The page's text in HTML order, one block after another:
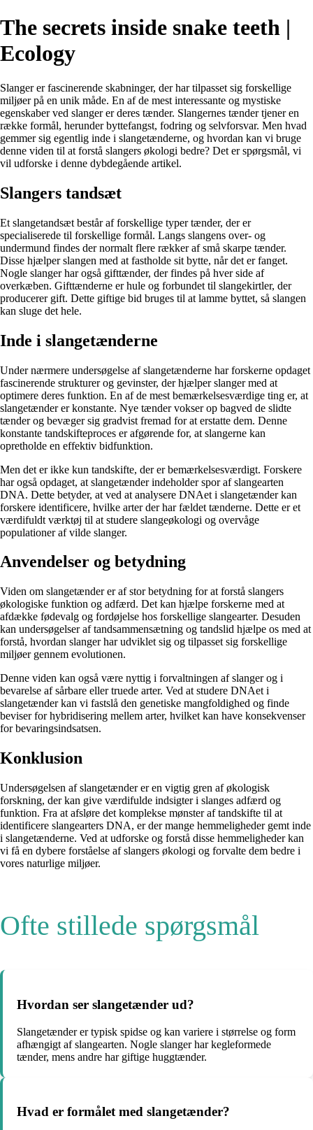
The secrets inside snake teeth |
Ecology
Slanger er fascinerende skabninger, der har tilpasset sig forskellige
miljøer på en unik måde. En af de mest interessante og mystiske
egenskaber ved slanger er deres tænder. Slangernes tænder tjener en
række formål, herunder byttefangst, fodring og selvforsvar. Men hvad
gemmer sig egentlig inde i slangetænderne, og hvordan kan vi bruge
denne viden til at forstå slangers økologi bedre? Det er spørgsmål, vi
vil udforske i denne dybdegående artikel.
Slangers tandsæt
Et slangetandsæt består af forskellige typer tænder, der er
specialiserede til forskellige formål. Langs slangens over- og
undermund findes der normalt flere rækker af små skarpe tænder.
Disse hjælper slangen med at fastholde sit bytte, når det er fanget.
Nogle slanger har også gifttænder, der findes på hver side af
overkæben. Gifttænderne er hule og forbundet til slangekirtler, der
producerer gift. Dette giftige bid bruges til at lamme byttet, så slangen
kan sluge det hele.
Inde i slangetænderne
Under nærmere undersøgelse af slangetænderne har forskerne opdaget
fascinerende strukturer og gevinster, der hjælper slanger med at
optimere deres funktion. En af de mest bemærkelsesværdige ting er, at
slangetænder er konstante. Nye tænder vokser op bagved de slidte
tænder og bevæger sig gradvist fremad for at erstatte dem. Denne
konstante tandskifteproces er afgørende for, at slangerne kan
opretholde en effektiv bidfunktion.
Men det er ikke kun tandskifte, der er bemærkelsesværdigt. Forskere
har også opdaget, at slangetænder indeholder spor af slangearten
DNA. Dette betyder, at ved at analysere DNAet i slangetænder kan
forskere identificere, hvilke arter der har fældet tænderne. Dette er et
værdifuldt værktøj til at studere slangeøkologi og overvåge
populationer af vilde slanger.
Anvendelser og betydning
Viden om slangetænder er af stor betydning for at forstå slangers
økologiske funktion og adfærd. Det kan hjælpe forskerne med at
afdække fødevalg og fordøjelse hos forskellige slangearter. Desuden
kan undersøgelser af tandsammensætning og tandslid hjælpe os med at
forstå, hvordan slanger har udviklet sig og tilpasset sig forskellige
miljøer gennem evolutionen.
Denne viden kan også være nyttig i forvaltningen af ​​slanger og i
bevarelse af sårbare eller truede arter. Ved at studere DNAet i
slangetænder kan vi fastslå den genetiske mangfoldighed og finde
beviser for hybridisering mellem arter, hvilket kan have konsekvenser
for bevaringsindsatsen.
Konklusion
Undersøgelsen af slangetænder er en vigtig gren af ​​økologisk
forskning, der kan give værdifulde indsigter i slanges adfærd og
funktion. Fra at afsløre det komplekse mønster af tandskifte til at
identificere slangearters DNA, er der mange hemmeligheder gemt inde
i slangetænderne. Ved at udforske og forstå disse hemmeligheder kan
vi få en dybere forståelse af slangers økologi og forvalte dem bedre i
vores naturlige miljøer.
Ofte stillede spørgsmål
Hvordan ser slangetænder ud?
Slangetænder er typisk spidse og kan variere i størrelse og form
afhængigt af slangearten. Nogle slanger har kegleformede
tænder, mens andre har giftige huggtænder.
Hvad er formålet med slangetænder?